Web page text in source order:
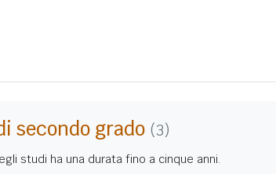
secondo grado (3)
studi ha una durata fino a cinque anni.